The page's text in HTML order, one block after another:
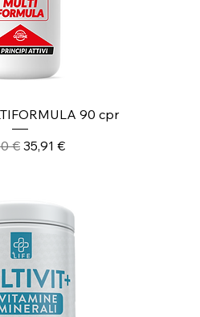
90 cpr
regolare
€ Prezzo scontato
35,91 €